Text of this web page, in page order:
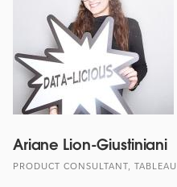
Ariane Lion-Giustiniani
PRODUCT CONSULTANT, TABLEAU